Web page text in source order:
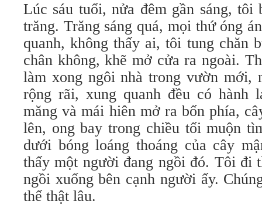
Lúc sáu tuổi, nửa đêm gần sáng, tôi
trăng. Trăng sáng quá, mọi thứ óng
quanh, không thấy ai, tôi tung chăn
chân không, khẽ mở cửa ra ngoài.
làm xong ngôi nhà trong vườn mới,
rộng rãi, xung quanh đều có hành
măng và mái hiên mở ra bốn phía,
lên, ong bay trong chiều tối muộn
dưới bóng loáng thoáng của cây
thấy một người đang ngồi đó. Tôi đi
ngồi xuống bên cạnh người ấy.
thế thật lâu.